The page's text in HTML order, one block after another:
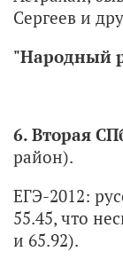
Сергеев и
"Народный
6. Вторая
район).
ЕГЭ-2012:
55.45, что
и 65.92).